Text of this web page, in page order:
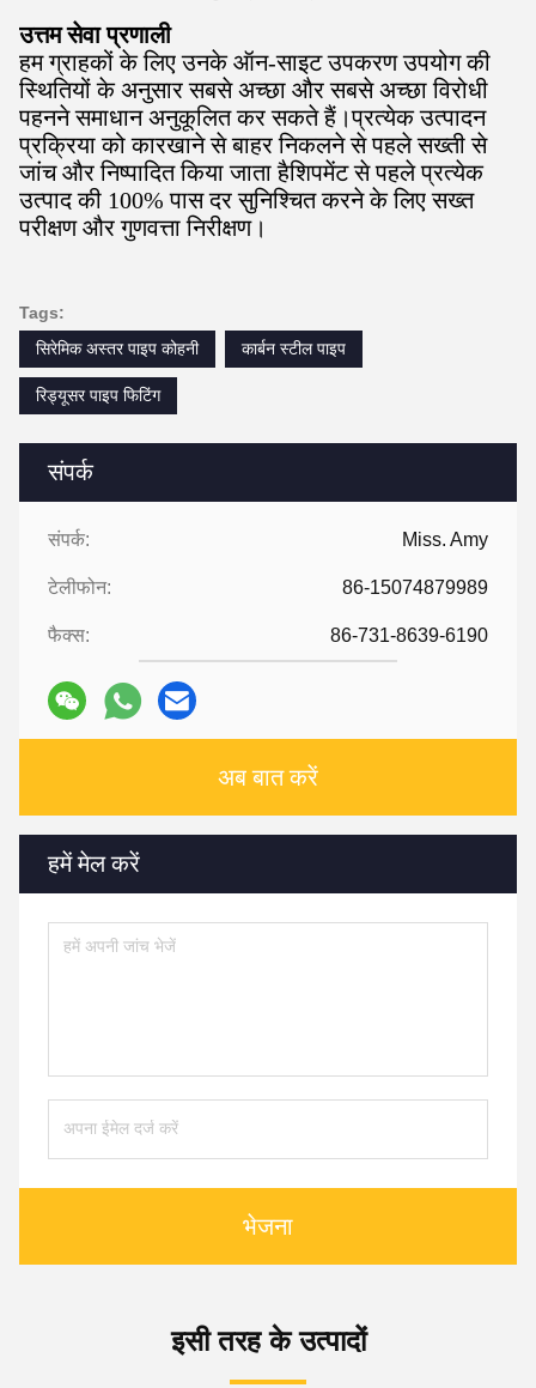
संपर्क
संपर्क: Miss. Amy
टेलीफोन: 86-15074879989
फैक्स: 86-731-8639-6190
अब बात करें
हमें मेल करें
भेजना
उत्तम सेवा प्रणाली
हम ग्राहकों के लिए उनके ऑन-साइट उपकरण उपयोग की
स्थितियों के अनुसार सबसे अच्छा और सबसे अच्छा विरोधी
पहनने समाधान अनुकूलित कर सकते हैं।प्रत्येक उत्पादन
प्रक्रिया को कारखाने से बाहर निकलने से पहले सख्ती से
जांच और निष्पादित किया जाता हैशिपमेंट से पहले प्रत्येक
उत्पाद की 100% पास दर सुनिश्चित करने के लिए सख्त
परीक्षण और गुणवत्ता निरीक्षण।
Tags:
सिरेमिक अस्तर पाइप कोहनी
कार्बन स्टील पाइप
रिड्यूसर पाइप फिटिंग
इसी तरह के उत्पादों